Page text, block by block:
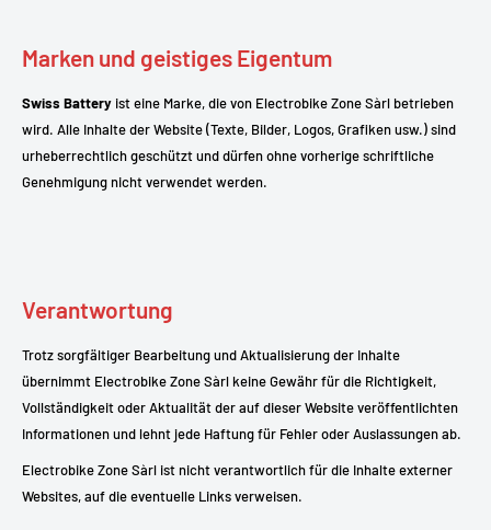
Marken und geistiges Eigentum
Swiss Battery ist eine Marke, die von Electrobike Zone Sàrl betrieben
wird. Alle Inhalte der Website (Texte, Bilder, Logos, Grafiken usw.) sind
urheberrechtlich geschützt und dürfen ohne vorherige schriftliche
Genehmigung nicht verwendet werden.
Verantwortung
Trotz sorgfältiger Bearbeitung und Aktualisierung der Inhalte
übernimmt Electrobike Zone Sàrl keine Gewähr für die Richtigkeit,
Vollständigkeit oder Aktualität der auf dieser Website veröffentlichten
Informationen und lehnt jede Haftung für Fehler oder Auslassungen ab.
Electrobike Zone Sàrl ist nicht verantwortlich für die Inhalte externer
Websites, auf die eventuelle Links verweisen.